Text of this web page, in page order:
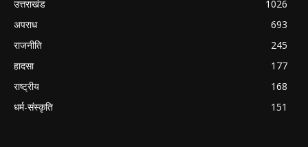
उत्तराखंड
1026
अपराध
693
राजनीति
245
हादसा
177
राष्ट्रीय
168
धर्म-संस्कृति
151